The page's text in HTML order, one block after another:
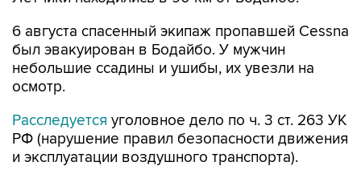
6 августа спасенный экипаж пропавшей Cessna
был эвакуирован в Бодайбо. У мужчин
небольшие ссадины и ушибы, их увезли на
осмотр.
Расследуется уголовное дело по ч. 3 ст. 263 УК
РФ (нарушение правил безопасности движения
и эксплуатации воздушного транспорта).